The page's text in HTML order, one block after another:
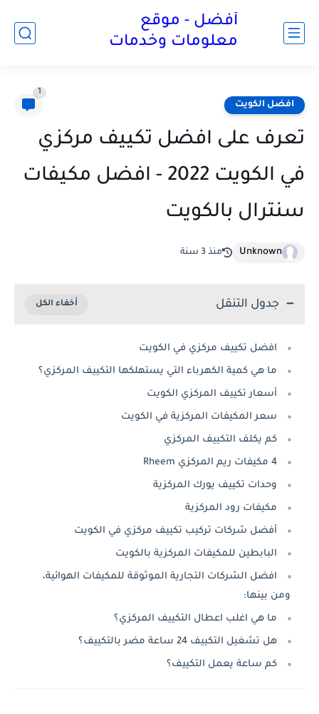
أفضل - موقع
معلومات وخدمات
افضل الكويت
1
تعرف على افضل تكييف مركزي
في الكويت 2022 - افضل مكيفات
سنترال بالكويت
Unknown منذ 3 سنة
جدول التنقل
افضل تكييف مركزي في الكويت
ما هي كمية الكهرباء التي يستهلكها التكييف المركزي؟
أسعار تكييف المركزي الكويت
سعر المكيفات المركزية في الكويت
كم يكلف التكييف المركزي
4 مكيفات ريم المركزي Rheem
وحدات تكييف يورك المركزية
مكيفات رود المركزية
أفضل شركات تركيب تكييف مركزي في الكويت
البابطين للمكيفات المركزية بالكويت
افضل الشركات التجارية الموثوقة للمكيفات الهوائية،
ومن بينها:
ما هي اغلب اعطال التكييف المركزي؟
هل تشغيل التكييف 24 ساعة مضر بالتكييف؟
كم ساعة يعمل التكييف؟